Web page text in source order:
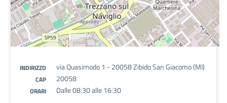
INDIRIZZO via Quasimodo 1 - 20058 Zibido San Giacomo (MI)
CAP 20058
ORARI Dalle 08:30 alle 16:30